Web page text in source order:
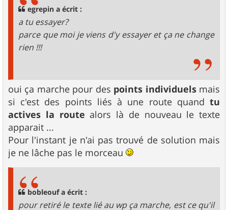
egrepin a écrit :
a tu essayer?
parce que moi je viens d'y essayer et ça ne change
rien !!!
oui ça marche pour des points individuelsmais
si c'est des points liés à une route quand tu
actives la route alors là de nouveau le texte
apparait ...
Pour l'instant je n'ai pas trouvé de solution mais
je ne lâche pas le morceau
bobleouf a écrit :
pour retiré le texte lié au wp ça marche, est ce qu'il